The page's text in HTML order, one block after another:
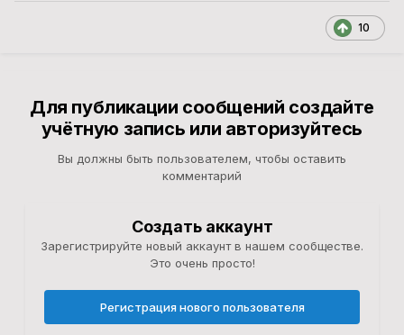
10
Для публикации сообщений создайте
учётную запись или авторизуйтесь
Вы должны быть пользователем, чтобы оставить
комментарий
Создать аккаунт
Зарегистрируйте новый аккаунт в нашем сообществе.
Это очень просто!
Регистрация нового пользователя